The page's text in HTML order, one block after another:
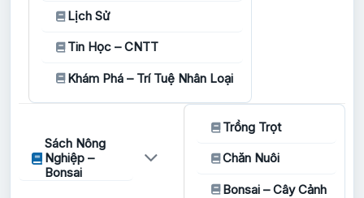
Lịch Sử
Tin Học – CNTT
Khám Phá – Trí Tuệ Nhân Loại
Sách Nông
Nghiệp –
Bonsai
Trồng Trọt
Chăn Nuôi
Bonsai – Cây Cảnh